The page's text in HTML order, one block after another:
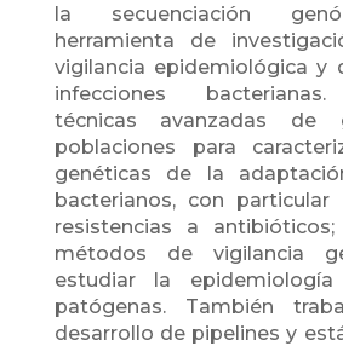
la secuenciación
herramienta de
vigilancia epidemiológica y
infecciones
técnicas avanzadas de
poblaciones para
genéticas de la
bacterianos, con particular
resistencias a
métodos de vigilancia
estudiar la
patógenas. También
desarrollo de pipelines y